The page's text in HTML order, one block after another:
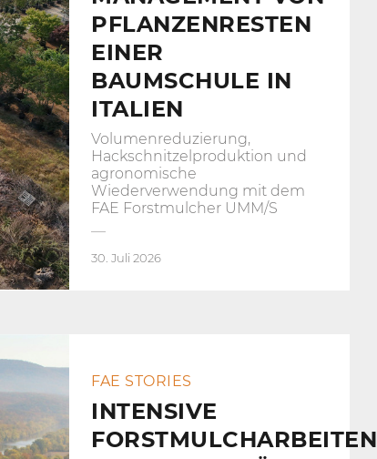
PFLANZENRESTEN
EINER
BAUMSCHULE IN
ITALIEN
Volumenreduzierung,
Hackschnitzelproduktion und
agronomische
Wiederverwendung mit dem
FAE Forstmulcher UMM/S
30. Juli 2026
FAE STORIES
INTENSIVE
FORSTMULCHARBEITEN